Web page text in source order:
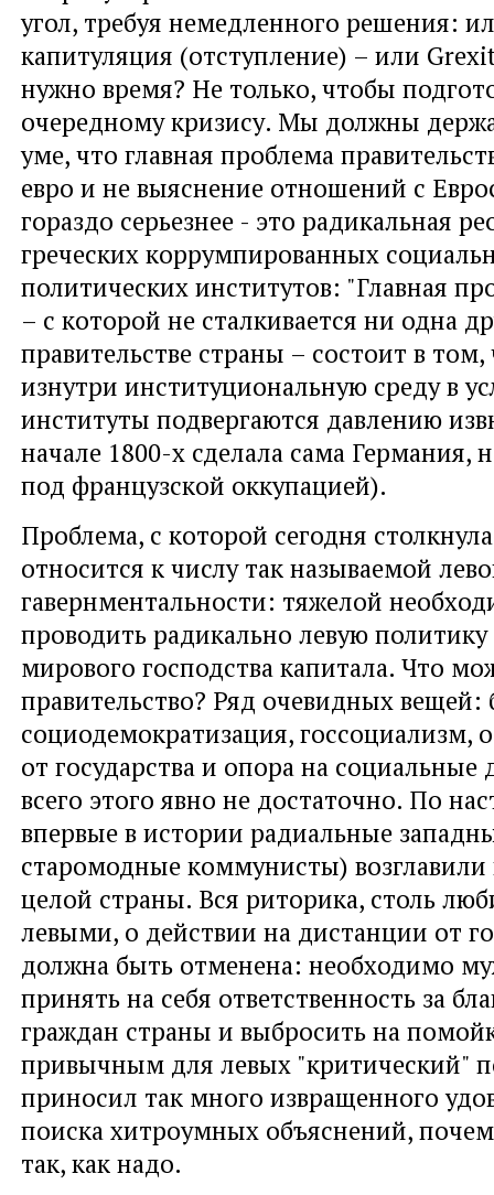
угол, требуя немедленного решения:
капитуляция (отступление) – или
нужно время? Не только, чтобы
очередному кризису. Мы должны
уме, что главная проблема
евро и не выяснение отношений с
гораздо серьезнее - это радикальная
греческих коррумпированных
политических институтов: "Главная
– с которой не сталкивается ни одна
правительстве страны – состоит в
изнутри институциональную среду в
институты подвергаются давлению
начале 1800-х сделала сама Германия,
под французской оккупацией).
Проблема, с которой сегодня
относится к числу так называемой
гавернментальности: тяжелой
проводить радикально левую политику
мирового господства капитала. Что
правительство? Ряд очевидных вещей:
социодемократизация, госсоциализм,
от государства и опора на социальные
всего этого явно не достаточно. По
впервые в истории радиальные
старомодные коммунисты) возглавили
целой страны. Вся риторика, столь
левыми, о действии на дистанции от
должна быть отменена: необходимо
принять на себя ответственность за
граждан страны и выбросить на
привычным для левых "критический"
приносил так много извращенного
поиска хитроумных объяснений,
так, как надо.